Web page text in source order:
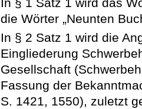
die Wörter „Neunten
In § 2 Satz 1 wird die
Eingliederung
Gesellschaft
Fassung der
S. 1421, 1550), zuletzt